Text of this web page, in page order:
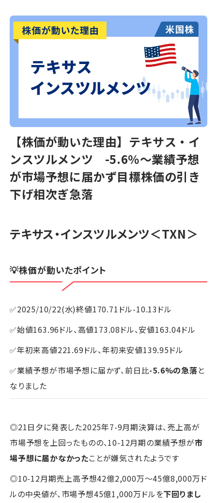
【株価が動いた理由】テキサス・イ
ンスツルメンツ -5.6％～業績予想
が市場予想に届かず目標株価の引き
下げ相次ぎ急落
テキサス・インスツルメンツ＜TXN＞
💡株価が動いたポイント
✅2025/10/22(水)終値170.71ドル-10.13ドル
✅始値163.96ドル、高値173.08ドル、安値163.04ドル
✅年初来高値221.69ドル、年初来安値139.95ドル
✅業績予想が市場予想に届かず、前日比-5.6%の急落と
なりました
◎21日夕に発表した2025年7-9月期決算は、売上高が
市場予想を上回ったものの、10-12月期の業績予想が市
場予想に届かなかったことが嫌気されたようです
◎10-12月期売上高予想42億2,000万～45億8,000万ド
ルの中央値が、市場予想45億1,000万ドルを下回りまし